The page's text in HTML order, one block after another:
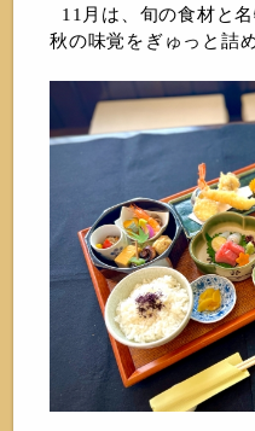
11月は、旬の食材と
秋の味覚をぎゅっと詰